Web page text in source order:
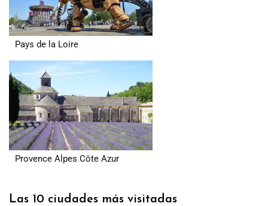
Pays de la Loire
Provence Alpes Côte Azur
Las 10 ciudades más visitadas